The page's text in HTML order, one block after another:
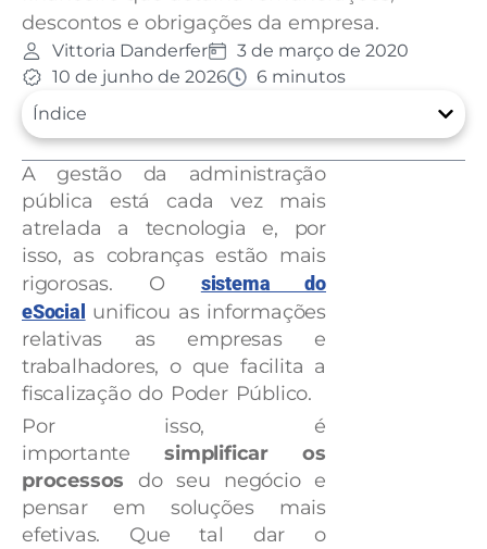
descontos e obrigações da empresa.
Vittoria Danderfer
3 de março de 2020
10 de junho de 2026
6 minutos
Índice
A gestão da administração
pública está cada vez mais
atrelada a tecnologia e, por
isso, as cobranças estão mais
rigorosas. O sistema do
eSocial
unificou as informações
relativas as empresas e
trabalhadores, o que facilita a
fiscalização do Poder Público.
Por isso, é
importantesimplificar os
processos do seu negócio e
pensar em soluções mais
efetivas. Que tal dar o